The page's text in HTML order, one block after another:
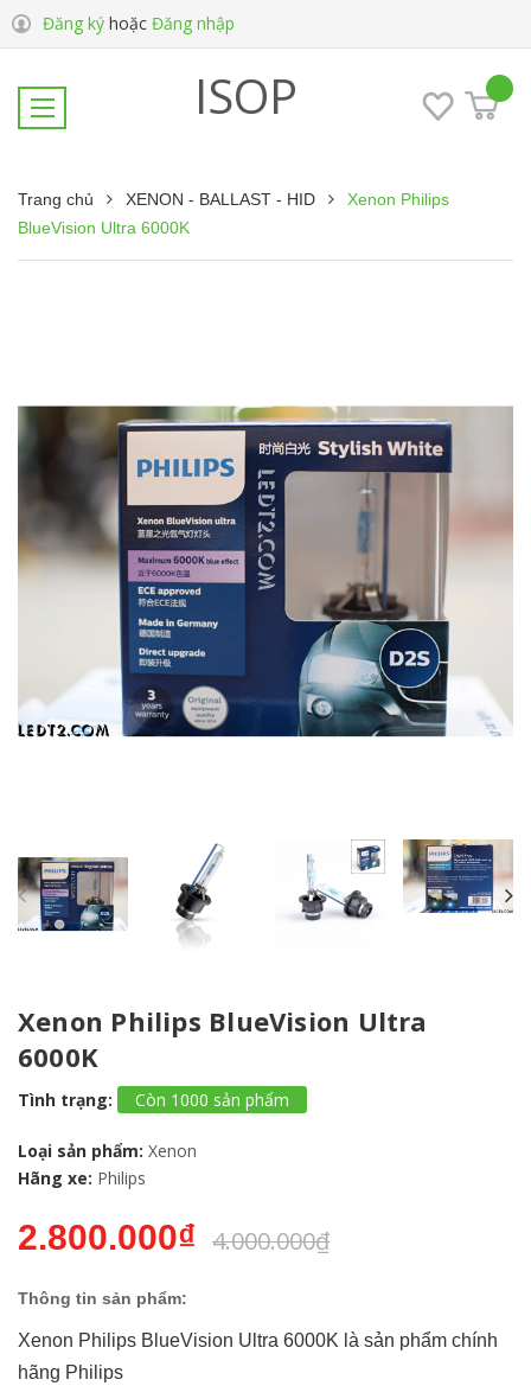
Đăng ký hoặc Đăng nhập
ISOP
Trang chủ XENON - BALLAST - HID
Xenon Philips
BlueVision Ultra 6000K
Xenon Philips BlueVision Ultra
6000K
Tình trạng: Còn 1000 sản phẩm
Loại sản phẩm: Xenon
Hãng xe: Philips
2.800.000₫ 4.000.000₫
Thông tin sản phẩm:
Xenon Philips BlueVision Ultra 6000K là sản phẩm chính
hãng Philips